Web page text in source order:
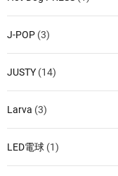
J-POP (3)
JUSTY (14)
Larva (3)
LED電球 (1)